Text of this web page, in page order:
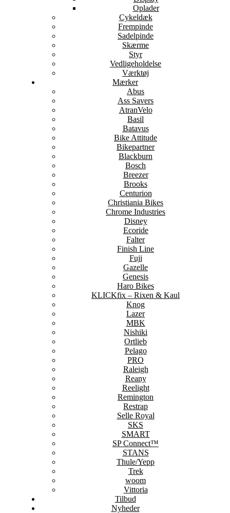
Oplader
Cykeldæk
Frempinde
Sadelpinde
Skærme
Styr
Vedligeholdelse
Værktøj
Mærker
Abus
Ass Savers
AtranVelo
Basil
Batavus
Bike Attitude
Bikepartner
Blackburn
Bosch
Breezer
Brooks
Centurion
Christiania Bikes
Chrome Industries
Disney
Ecoride
Falter
Finish Line
Fuji
Gazelle
Genesis
Haro Bikes
KLICKfix – Rixen & Kaul
Knog
Lazer
MBK
Nishiki
Ortlieb
Pelago
PRO
Raleigh
Reany
Reelight
Remington
Restrap
Selle Royal
SKS
SMART
SP Connect™
STANS
Thule/Yepp
Trek
woom
Vittoria
Tilbud
Nyheder